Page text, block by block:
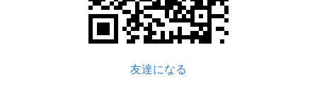
友達になる